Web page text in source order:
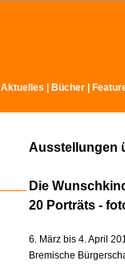
Aktuelles Bücher
Ausstellungen
Die
20 Porträts -
6. März bis 4. April
Bremische